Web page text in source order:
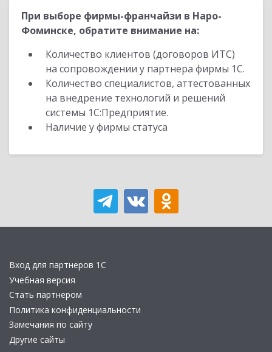
При выборе фирмы-франчайзи в Наро-
Фоминске, обратите внимание на:
Количество клиентов (договоров ИТС)
на сопровождении у партнера фирмы 1С.
Количество специалистов, аттестованных
на внедрение технологий и решений
системы 1С:Предприятие.
Наличие у фирмы статуса
Вход для партнеров 1С
Учебная версия
Стать партнером
Политика конфиденциальности
Замечания по сайту
Другие сайты